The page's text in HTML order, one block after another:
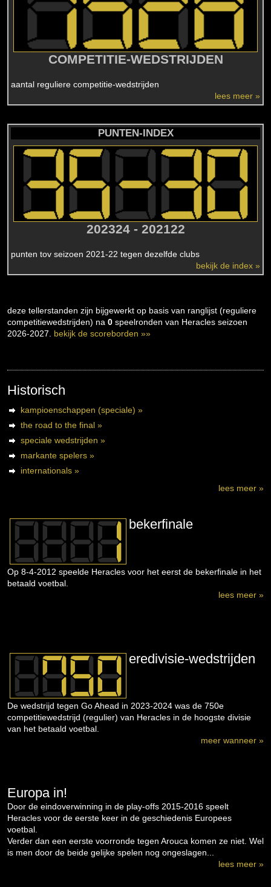
COMPETITIE-WEDSTRIJDEN
aantal reguliere competitie-wedstrijden
lees meer »
PUNTEN-INDEX
202324 - 202122
punten tov seizoen 2021-22 tegen dezelfde clubs
bekijk de index »
deze tellerstanden zijn bijgewerkt op basis van ranglijst (reguliere
competitiewedstrijden) na 0 speelronden van Heracles seizoen
2026-2027. bekijk de scoreborden »»
Historisch
kampioenschappen (speciale) »
the road to the final »
speciale wedstrijden »
markante spelers »
internationals »
lees meer »
bekerfinale
Op 8-4-2012 speelde Heracles voor het eerst de bekerfinale in het
betaald voetbal.
lees meer »
eredivisie-wedstrijden
De wedstrijd tegen Go Ahead in 2023-2024 was de 750e
competitiewedstrijd (regulier) van Heracles in de hoogste divisie
van het betaald voetbal.
meer wanneer »
Europa in!
Door de eindoverwinning in de play-offs 2015-2016 speelt
Heracles voor de eerste keer in de geschiedenis Europees
voetbal.
Verder dan een eerste voorronde tegen Arouca komen ze niet. Wel
is men door de beide gelijke spelen nog ongeslagen...
lees meer »